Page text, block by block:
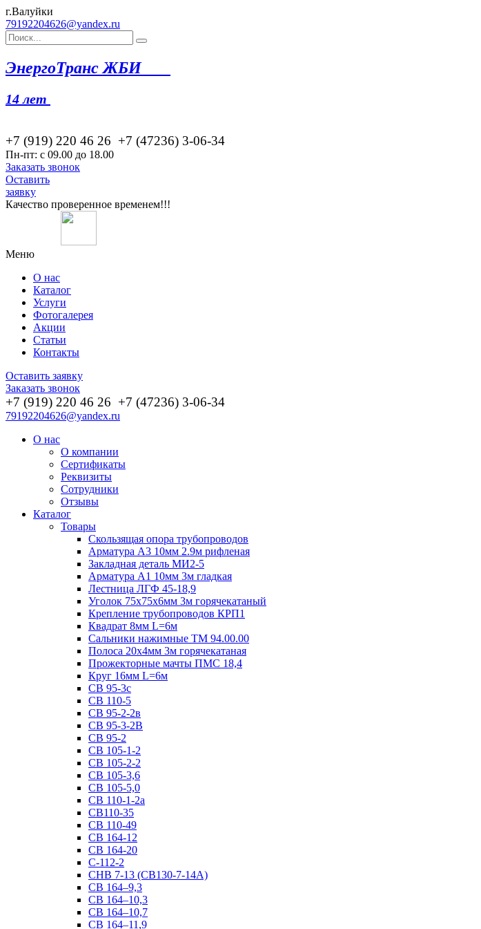
г.Валуйки
79192204626@yandex.ru
ЭнергоТранс ЖБИ
14 лет
+7 (919) 220 46 26 +7 (47236) 3-06-34
Пн-пт: с 09.00 до 18.00
Заказать звонок
Оставить
заявку
Качество проверенное временем!!!
Меню
О нас
Каталог
Услуги
Фотогалерея
Акции
Статьи
Контакты
Оставить заявку
Заказать звонок
+7 (919) 220 46 26 +7 (47236) 3-06-34
79192204626@yandex.ru
О нас
О компании
Сертификаты
Реквизиты
Сотрудники
Отзывы
Каталог
Товары
Скользящая опора трубопроводов
Арматура А3 10мм 2.9м рифленая
Закладная деталь МИ2-5
Арматура А1 10мм 3м гладкая
Лестница ЛГФ 45-18,9
Уголок 75х75х6мм 3м горячекатаный
Крепление трубопроводов КРП1
Квадрат 8мм L=6м
Сальники нажимные ТМ 94.00.00
Полоса 20х4мм 3м горячекатаная
Прожекторные мачты ПМС 18,4
Круг 16мм L=6м
СВ 95-3с
СВ 110-5
СВ 95-2-2в
СВ 95-3-2В
СВ 95-2
СВ 105-1-2
СВ 105-2-2
СВ 105-3,6
СВ 105-5,0
СВ 110-1-2а
СВ110-35
СВ 110-49
СВ 164-12
СВ 164-20
С-112-2
СНВ 7-13 (СВ130-7-14А)
СВ 164–9,3
СВ 164–10,3
СВ 164–10,7
СВ 164–11,9